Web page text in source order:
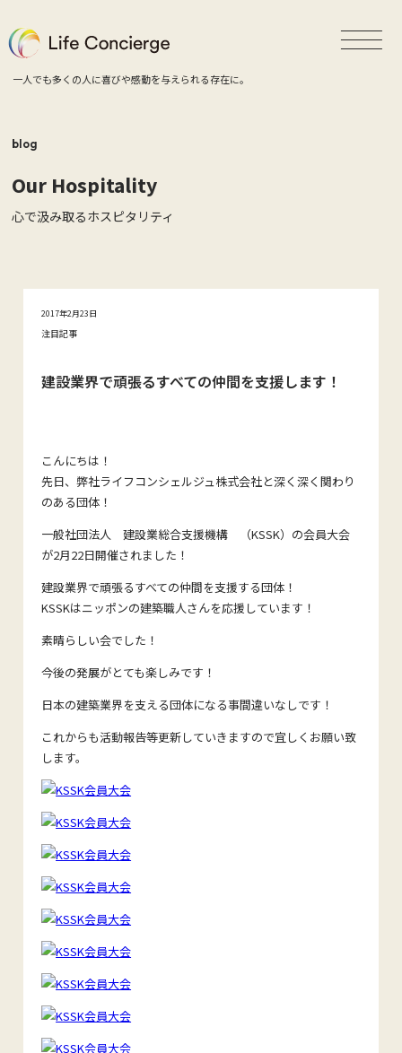
一人でも多くの人に喜びや感動を与えられる存在に。
blog
Our Hospitality
心で汲み取るホスピタリティ
2017年2月23日
注目記事
建設業界で頑張るすべての仲間を支援します！
こんにちは！
先日、弊社ライフコンシェルジュ株式会社と深く深く関わり
のある団体！
一般社団法人 建設業総合支援機構 （KSSK）の会員大会
が2月22日開催されました！
建設業界で頑張るすべての仲間を支援する団体！
KSSKはニッポンの建築職人さんを応援しています！
素晴らしい会でした！
今後の発展がとても楽しみです！
日本の建築業界を支える団体になる事間違いなしです！
これからも活動報告等更新していきますので宜しくお願い致
します。